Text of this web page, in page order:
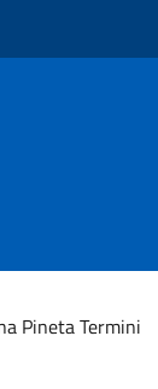
Pineta Termini